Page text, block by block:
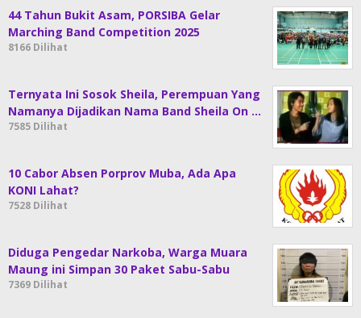
44 Tahun Bukit Asam, PORSIBA Gelar
Marching Band Competition 2025
8166 Dilihat
Ternyata Ini Sosok Sheila, Perempuan Yang
Namanya Dijadikan Nama Band Sheila On …
7585 Dilihat
10 Cabor Absen Porprov Muba, Ada Apa
KONI Lahat?
7528 Dilihat
Diduga Pengedar Narkoba, Warga Muara
Maung ini Simpan 30 Paket Sabu-Sabu
7369 Dilihat